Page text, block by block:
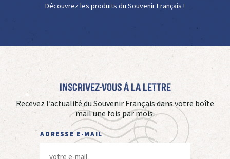
Découvrez les produits du Souvenir Français !
Inscrivez-vous à La Lettre
Recevez l’actualité du Souvenir Français dans votre boîte
mail une fois par mois.
ADRESSE E-MAIL